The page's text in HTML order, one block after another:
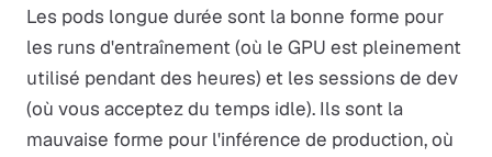
Les pods longue durée sont la bonne forme pour
les runs d'entraînement (où le GPU est pleinement
utilisé pendant des heures) et les sessions de dev
(où vous acceptez du temps idle). Ils sont la
mauvaise forme pour l'inférence de production, où